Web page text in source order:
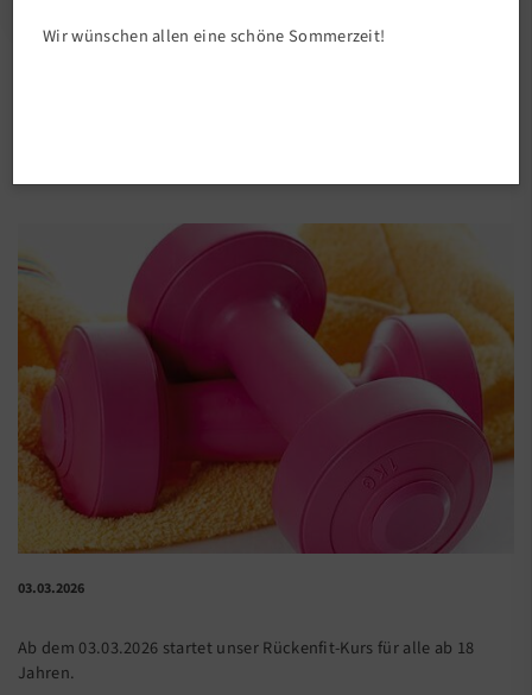
03.03.2026
Ab dem 03.03.2026 startet unser Rückenfit-Kurs für alle ab 18
Jahren.
Wir wünschen allen eine schöne Sommerzeit!